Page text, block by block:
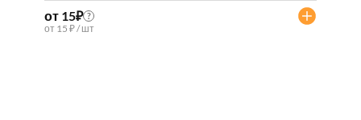
от 15₽ ?
от 15 ₽ / шт